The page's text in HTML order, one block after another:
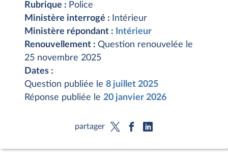
Rubrique : Police
Ministère interrogé :
Intérieur
Ministère répondant :
Intérieur
Renouvellement : Question renouvelée le
25 novembre 2025
Dates :
Question publiée le 8 juillet 2025
Réponse publiée le 20 janvier 2026
partager